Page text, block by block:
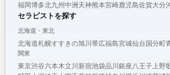
福岡博多北九州中洲 天神熊本宮崎鹿児島佐賀大分
セラピストを探す
北海道・東北
北海道札幌すすきの旭川 帯広福島宮城仙台 国分町
関東
東京渋谷六本木立川 新宿池袋品川 銀座八王子上野